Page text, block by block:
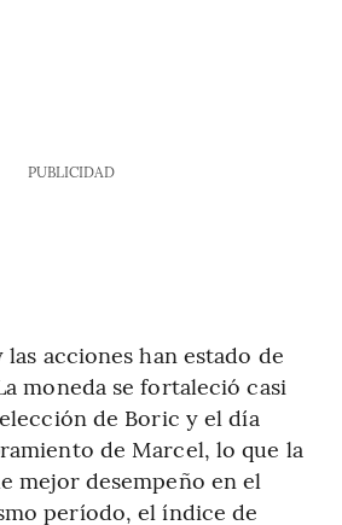
PUBLICIDAD
acciones han estado de
moneda se fortaleció casi
de Boric y el día
de Marcel, lo que la
mejor desempeño en el
período, el índice de